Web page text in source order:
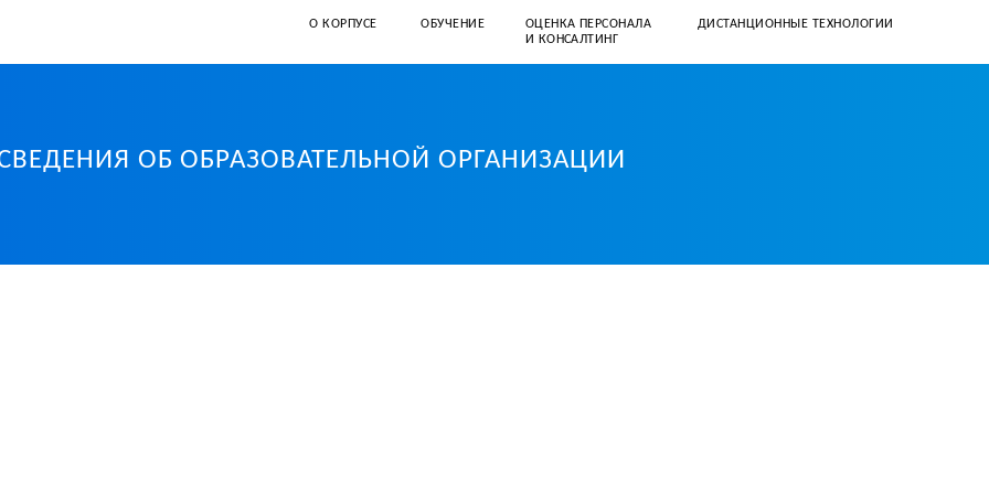
Санкт-ПетербургаОБ ОБРАЗОВАТЕЛЬНОЙ ОРГАНИЗАЦИИ
О КОРПУСЕ ОБУЧЕНИЕ
ОЦЕНКА ПЕРСОНАЛА
И КОНСАЛТИНГ
ДИСТАНЦИОННЫЕ ТЕХНОЛОГИИ
+7 (812) 331–57–41